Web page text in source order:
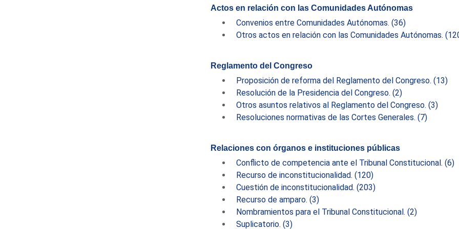
Actos en relación con las Comunidades Autónomas
Convenios entre Comunidades Autónomas. (36)
Otros actos en relación con las Comunidades Autónomas.
Reglamento del Congreso
Proposición de reforma del Reglamento del Congreso. (13)
Resolución de la Presidencia del Congreso. (2)
Otros asuntos relativos al Reglamento del Congreso. (3)
Resoluciones normativas de las Cortes Generales. (7)
Relaciones con órganos e instituciones públicas
Conflicto de competencia ante el Tribunal Constitucional. (6)
Recurso de inconstitucionalidad. (120)
Cuestión de inconstitucionalidad. (203)
Recurso de amparo. (3)
Nombramientos para el Tribunal Constitucional. (2)
Suplicatorio. (3)